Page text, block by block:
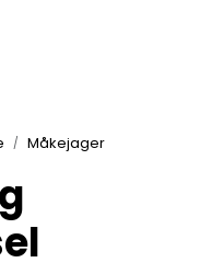
Måkejager